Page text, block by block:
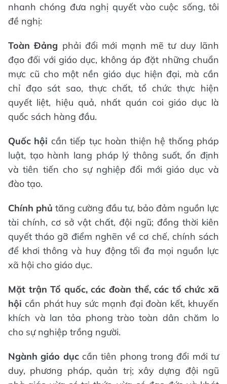
nhanh chóng đưa nghị quyết vào cuộc sống, tôi
đề nghị:
Toàn Đảng phải đổi mới mạnh mẽ tư duy lãnh
đạo đối với giáo dục, không áp đặt những chuẩn
mực cũ cho một nền giáo dục hiện đại, mà cần
chỉ đạo sát sao, thực chất, tổ chức thực hiện
quyết liệt, hiệu quả, nhất quán coi giáo dục là
quốc sách hàng đầu.
Quốc hội cần tiếp tục hoàn thiện hệ thống pháp
luật, tạo hành lang pháp lý thông suốt, ổn định
và tiên tiến cho sự nghiệp đổi mới giáo dục và
đào tạo.
Chính phủ tăng cường đầu tư, bảo đảm nguồn lực
tài chính, cơ sở vật chất, đội ngũ; đồng thời kiên
quyết tháo gỡ điểm nghẽn về cơ chế, chính sách
để khơi thông và huy động tối đa mọi nguồn lực
xã hội cho giáo dục.
Mặt trận Tổ quốc, các đoàn thể, các tổ chức xã
hội cần phát huy sức mạnh đại đoàn kết, khuyến
khích và lan tỏa phong trào toàn dân chăm lo
cho sự nghiệp trồng người.
Ngành giáo dụccần tiên phong trong đổi mới tư
duy, phương pháp, quản trị; xây dựng đội ngũ